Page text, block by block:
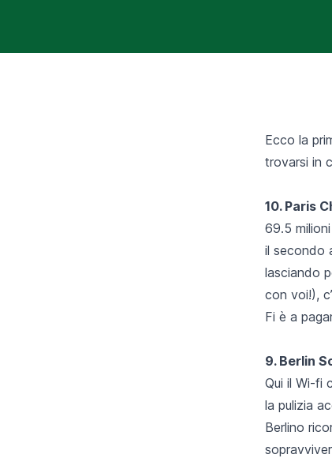
Ecco la
trovarsi in
10. Paris
69.5
il secondo
lasciando
con voi!),
Fi è a
9. Berlin
Qui il Wi-fi
la pulizia
Berlino